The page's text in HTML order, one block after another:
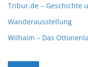
Tribur.de – Geschichte
Wanderausstellung
Wilhaim – Das